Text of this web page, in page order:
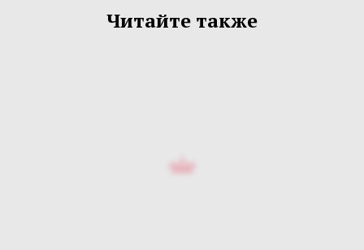
Читайте также